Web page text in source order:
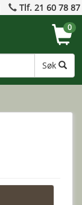
Tlf. 21 60 78 87
Søk
0